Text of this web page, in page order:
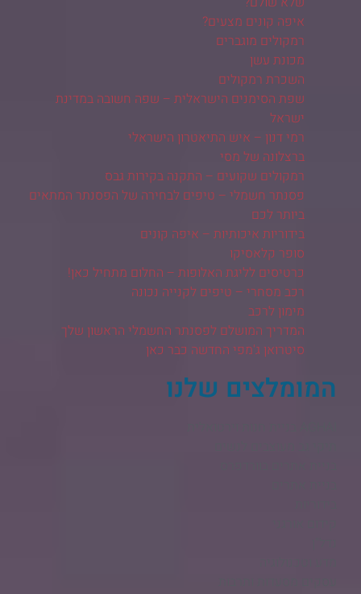
איפה קונים מצעים?
רמקולים מוגברים
מכונת עשן
השכרת רמקולים
שפת הסימנים הישראלית – שפה חשובה במדינת
ישראל
רמי דנון – איש התיאטרון הישראלי
ברצלונה של מסי
רמקולים שקועים – התקנה בקירות גבס
פסנתר חשמלי – טיפים לבחירה של הפסנתר המתאים
ביותר לכם
בידוריות איכותיות – איפה קונים
סופר קלאסיקו
כרטיסים לליגת האלופות – החלום מתחיל כאן!
רכב מסחרי – טיפים לקנייה נכונה
מימון לרכב
המדריך המושלם לפסנתר החשמלי הראשון שלך
סיטרואן ג'מפי החדשה כבר כאן
המומלצים שלנו